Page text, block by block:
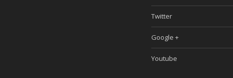
Twitter
Google +
Youtube